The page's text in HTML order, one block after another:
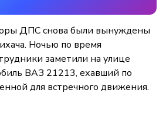
ДПС снова были вынуждены
Ночью по время
заметили на улице
ВАЗ 21213, ехавший по
для встречного движения.